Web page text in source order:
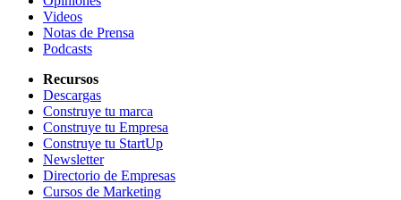
Videos
Notas de Prensa
Podcasts
Recursos
Descargas
Construye tu marca
Construye tu Empresa
Construye tu StartUp
Newsletter
Directorio de Empresas
Cursos de Marketing